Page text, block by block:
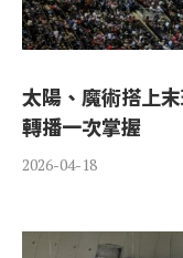
太陽、魔術搭上
轉播一次掌握
2026-04-18